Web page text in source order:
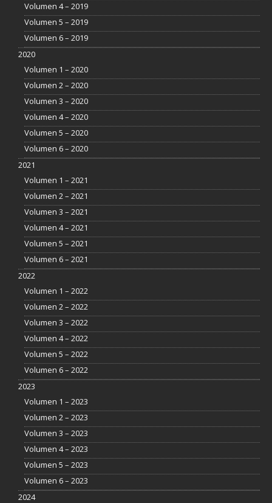
Volumen 4 – 2019
Volumen 5 – 2019
Volumen 6 – 2019
2020
Volumen 1 – 2020
Volumen 2 – 2020
Volumen 3 – 2020
Volumen 4 – 2020
Volumen 5 – 2020
Volumen 6 – 2020
2021
Volumen 1 – 2021
Volumen 2 – 2021
Volumen 3 – 2021
Volumen 4 – 2021
Volumen 5 – 2021
Volumen 6 – 2021
2022
Volumen 1 – 2022
Volumen 2 – 2022
Volumen 3 – 2022
Volumen 4 – 2022
Volumen 5 – 2022
Volumen 6 – 2022
2023
Volumen 1 – 2023
Volumen 2 – 2023
Volumen 3 – 2023
Volumen 4 – 2023
Volumen 5 – 2023
Volumen 6 – 2023
2024